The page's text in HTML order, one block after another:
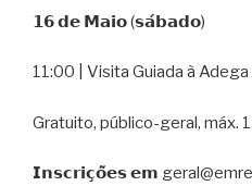
𝟭𝟲 𝗱𝗲 𝗠𝗮𝗶𝗼 (𝘀𝗮́𝗯𝗮𝗱𝗼)
11:00 | Visita Guiada à Adega
Gratuito, público-geral, máx.
𝗜𝗻𝘀𝗰𝗿𝗶𝗰̧𝗼̃𝗲𝘀 𝗲𝗺